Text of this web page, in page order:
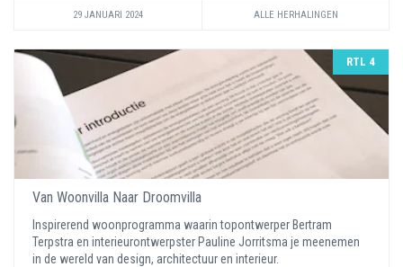
29 JANUARI 2024 ALLE HERHALINGEN
RTL 4
Van Woonvilla Naar Droomvilla
Inspirerend woonprogramma waarin topontwerper Bertram
Terpstra en interieurontwerpster Pauline Jorritsma je meenemen
in de wereld van design, architectuur en interieur.